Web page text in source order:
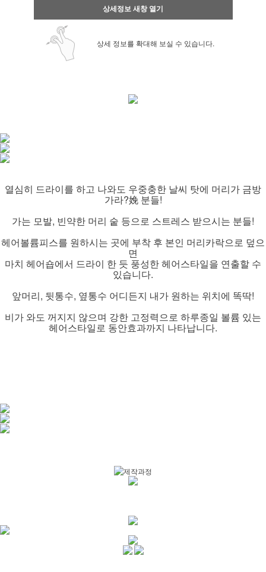
상세정보 새창 열기
상세 정보를 확대해 보실 수 있습니다.
열심히 드라이를 하고 나와도 우중충한 날씨 탓에 머리가 금방
가라?娩 분들!
가는 모발, 빈약한 머리 숱 등으로 스트레스 받으시는 분들!
헤어볼륨피스를 원하시는 곳에 부착 후 본인 머리카락으로 덮으
면
마치 헤어숍에서 드라이 한 듯 풍성한 헤어스타일을 연출할 수
있습니다.
앞머리, 뒷통수, 옆통수 어디든지 내가 원하는 위치에 똑딱!
비가 와도 꺼지지 않으며 강한 고정력으로 하루종일 볼륨 있는
헤어스타일로 동안효과까지 나타납니다.